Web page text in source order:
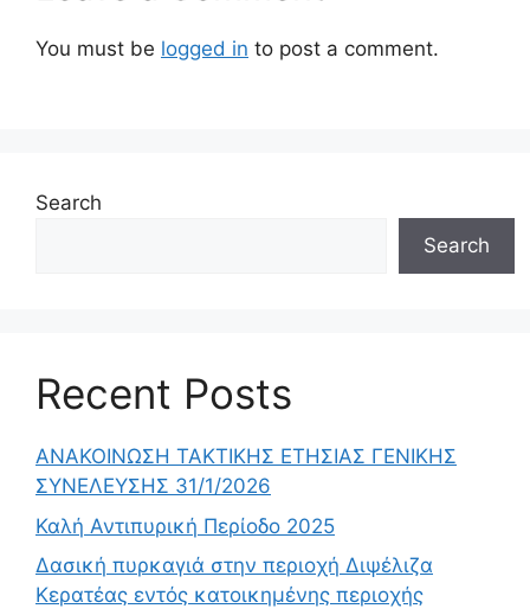
You must be logged in to post a comment.
Search
Search
Recent Posts
ΑΝΑΚΟΙΝΩΣΗ ΤΑΚΤΙΚΗΣ ΕΤΗΣΙΑΣ ΓΕΝΙΚΗΣ
ΣΥΝΕΛΕΥΣΗΣ 31/1/2026
Καλή Αντιπυρική Περίοδο 2025
Δασική πυρκαγιά στην περιοχή Διψέλιζα
Κερατέας εντός κατοικημένης περιοχής